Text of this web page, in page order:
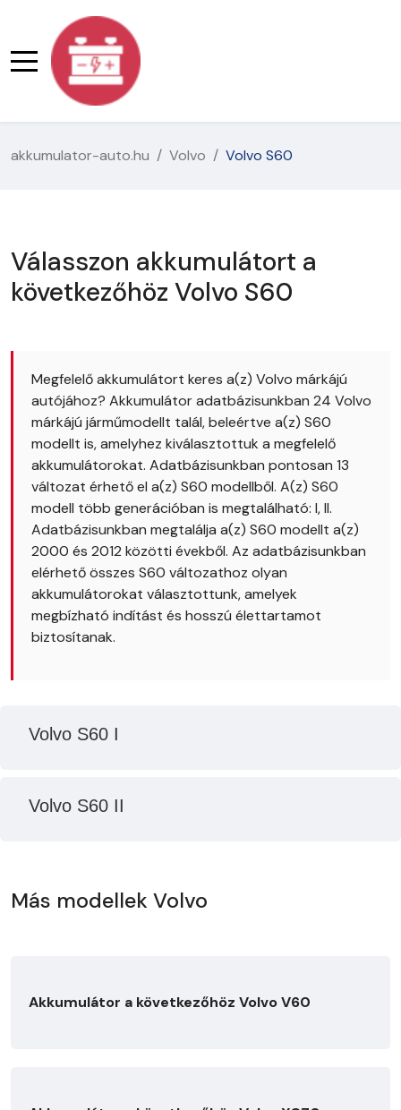
akkumulator-auto.hu Volvo Volvo S60
Válasszon akkumulátort a
következőhöz Volvo S60
Megfelelő akkumulátort keres a(z) Volvo márkájú
autójához? Akkumulátor adatbázisunkban 24 Volvo
márkájú járműmodellt talál, beleértve a(z) S60
modellt is, amelyhez kiválasztottuk a megfelelő
akkumulátorokat. Adatbázisunkban pontosan 13
változat érhető el a(z) S60 modellből. A(z) S60
modell több generációban is megtalálható: I, II.
Adatbázisunkban megtalálja a(z) S60 modellt a(z)
2000 és 2012 közötti évekből. Az adatbázisunkban
elérhető összes S60 változathoz olyan
akkumulátorokat választottunk, amelyek
megbízható indítást és hosszú élettartamot
biztosítanak.
Volvo S60 I
Volvo S60 II
Más modellek Volvo
Akkumulátor a következőhöz Volvo V60